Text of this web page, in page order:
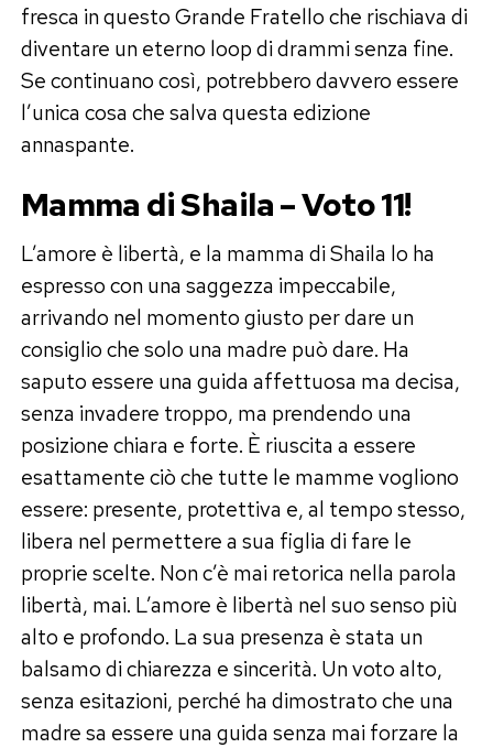
fresca in questo Grande Fratello che rischiava di
diventare un eterno loop di drammi senza fine.
Se continuano così, potrebbero davvero essere
l’unica cosa che salva questa edizione
annaspante.
Mamma di Shaila – Voto 11!
L’amore è libertà, e la mamma di Shaila lo ha
espresso con una saggezza impeccabile,
arrivando nel momento giusto per dare un
consiglio che solo una madre può dare. Ha
saputo essere una guida affettuosa ma decisa,
senza invadere troppo, ma prendendo una
posizione chiara e forte. È riuscita a essere
esattamente ciò che tutte le mamme vogliono
essere: presente, protettiva e, al tempo stesso,
libera nel permettere a sua figlia di fare le
proprie scelte. Non c’è mai retorica nella parola
libertà, mai. L’amore è libertà nel suo senso più
alto e profondo. La sua presenza è stata un
balsamo di chiarezza e sincerità. Un voto alto,
senza esitazioni, perché ha dimostrato che una
madre sa essere una guida senza mai forzare la